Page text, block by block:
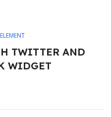
TWITTER AND
WIDGET